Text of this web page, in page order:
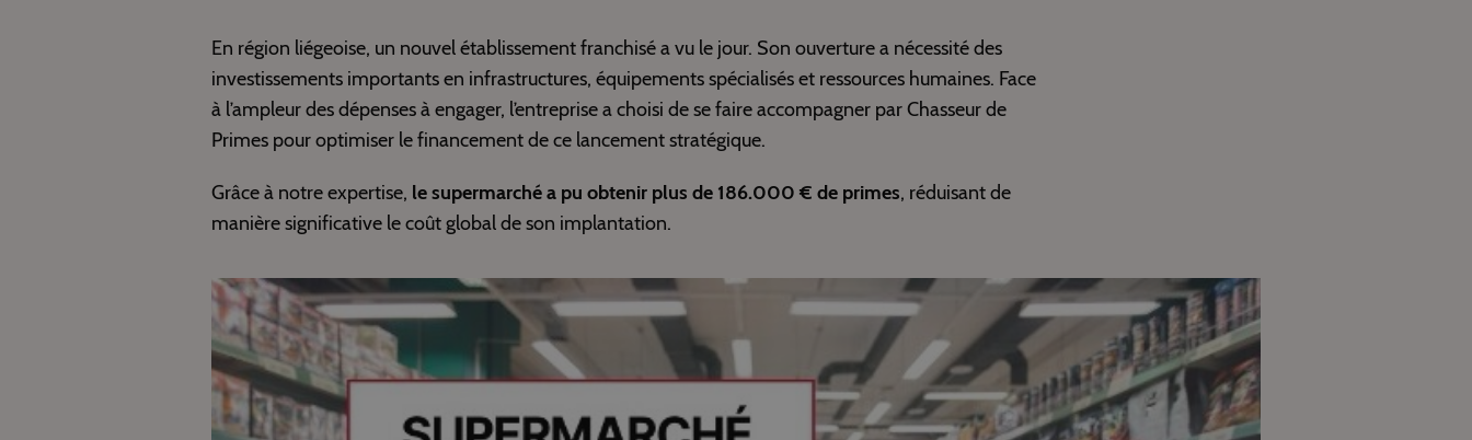
En région liégeoise, un nouvel établissement franchisé a vu le jour. Son ouverture a nécessité des
investissements importants en infrastructures, équipements spécialisés et ressources humaines. Face
à l’ampleur des dépenses à engager, l’entreprise a choisi de se faire accompagner par Chasseur de
Primes pour optimiser le financement de ce lancement stratégique.
Grâce à notre expertise, le supermarché a pu obtenir plus de 186.000 € de primes, réduisant de
manière significative le coût global de son implantation.